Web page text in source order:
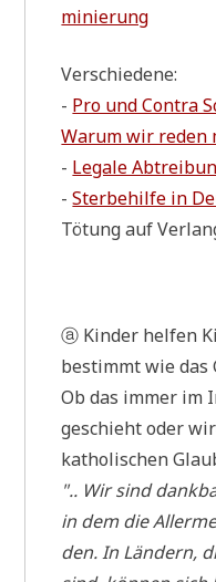
mi­nie­rung
Verschiedene:
- Pro und Con­tra
War­um wir reden
- Lega­le
-Ster­be­hil­fe in
Tötung auf
ⓐ Kin­der hel­fen
bestimmt wie das
Ob das immer im
geschieht oder
katho­li­schen
".. Wir sind
in dem die
den. In Län­dern,